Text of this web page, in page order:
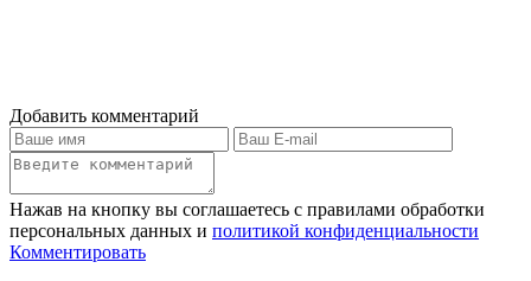
Добавить комментарий
Нажав на кнопку вы соглашаетесь с правилами обработки
персональных данных и политикой конфиденциальности
Комментировать